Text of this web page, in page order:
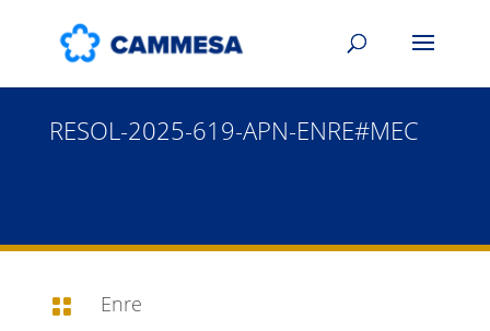
RESOL-2025-619-APN-ENRE#MEC
 Enre